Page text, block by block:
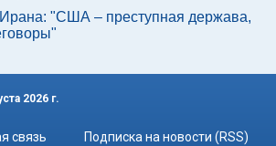
"США – преступная держава,
2026 г.
связь
Подписка на новости (RSS)